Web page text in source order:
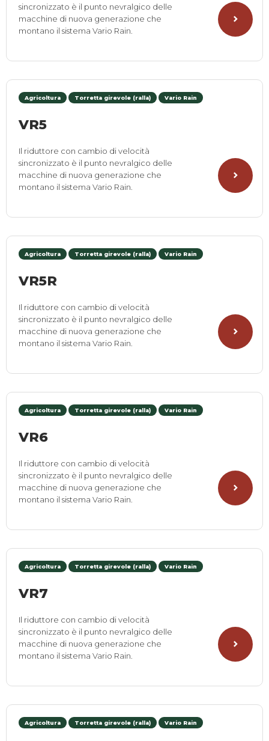
sincronizzato è il punto nevralgico delle
macchine di nuova generazione che
montano il sistema Vario Rain.
Agricoltura Torretta girevole (ralla) Vario Rain
VR5
Il riduttore con cambio di velocità
sincronizzato è il punto nevralgico delle
macchine di nuova generazione che
montano il sistema Vario Rain.
Agricoltura Torretta girevole (ralla) Vario Rain
VR5R
Il riduttore con cambio di velocità
sincronizzato è il punto nevralgico delle
macchine di nuova generazione che
montano il sistema Vario Rain.
Agricoltura Torretta girevole (ralla) Vario Rain
VR6
Il riduttore con cambio di velocità
sincronizzato è il punto nevralgico delle
macchine di nuova generazione che
montano il sistema Vario Rain.
Agricoltura Torretta girevole (ralla) Vario Rain
VR7
Il riduttore con cambio di velocità
sincronizzato è il punto nevralgico delle
macchine di nuova generazione che
montano il sistema Vario Rain.
Agricoltura Torretta girevole (ralla) Vario Rain